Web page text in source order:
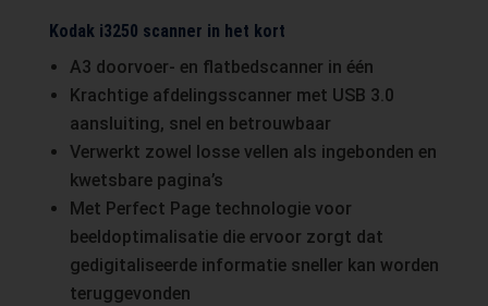
Kodak i3250 scanner in het kort
A3 doorvoer- en flatbedscanner in één
Krachtige afdelingsscanner met USB 3.0
aansluiting, snel en betrouwbaar
Verwerkt zowel losse vellen als ingebonden en
kwetsbare pagina’s
Met Perfect Page technologie voor
beeldoptimalisatie die ervoor zorgt dat
gedigitaliseerde informatie sneller kan worden
teruggevonden